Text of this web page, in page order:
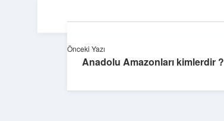
Önceki Yazı
Anadolu Amazonları kimlerdir ?